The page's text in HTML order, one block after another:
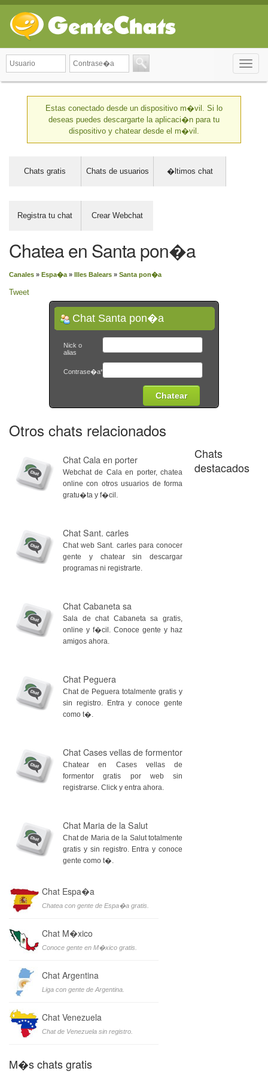
Toggle
Estas conectado desde un dispositivo m�vil. Si lo
deseas puedes descargarte la aplicaci�n para tu
dispositivo y chatear desde el m�vil.
Chats gratis Chats de usuarios �ltimos chat
Registra tu chat Crear Webchat
Chatea en Santa pon�a
Canales » Espa�a » Illes Balears » Santa pon�a
Tweet
Chat Santa pon�a
Nick o
alias
Contrase�a*
Otros chats relacionados
Chat Cala en porter
Webchat de Cala en porter, chatea
online con otros usuarios de forma
gratu�ta y f�cil.
Chat Sant. carles
Chat web Sant. carles para conocer
gente y chatear sin descargar
programas ni registrarte.
Chat Cabaneta sa
Sala de chat Cabaneta sa gratis,
online y f�cil. Conoce gente y haz
amigos ahora.
Chat Peguera
Chat de Peguera totalmente gratis y
sin registro. Entra y conoce gente
como t�.
Chat Cases vellas de formentor
Chatear en Cases vellas de
formentor gratis por web sin
registrarse. Click y entra ahora.
Chat Maria de la Salut
Chat de Maria de la Salut totalmente
gratis y sin registro. Entra y conoce
gente como t�.
Chats
destacados
Chat Espa�a
Chatea con gente de Espa�a gratis.
Chat M�xico
Conoce gente en M�xico gratis.
Chat Argentina
Liga con gente de Argentina.
Chat Venezuela
Chat de Venezuela sin registro.
M�s chats gratis